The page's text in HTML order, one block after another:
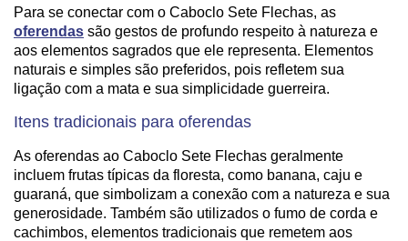
Para se conectar com o Caboclo Sete Flechas, as
oferendas são gestos de profundo respeito à natureza e
aos elementos sagrados que ele representa. Elementos
naturais e simples são preferidos, pois refletem sua
ligação com a mata e sua simplicidade guerreira.
Itens tradicionais para oferendas
As oferendas ao Caboclo Sete Flechas geralmente
incluem frutas típicas da floresta, como banana, caju e
guaraná, que simbolizam a conexão com a natureza e sua
generosidade. Também são utilizados o fumo de corda e
cachimbos, elementos tradicionais que remetem aos